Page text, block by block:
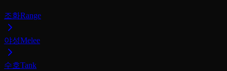
조화Range
야성Melee
수호Tank